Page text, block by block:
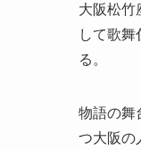
大阪松竹
して歌
る。
物語の舞
つ大阪の